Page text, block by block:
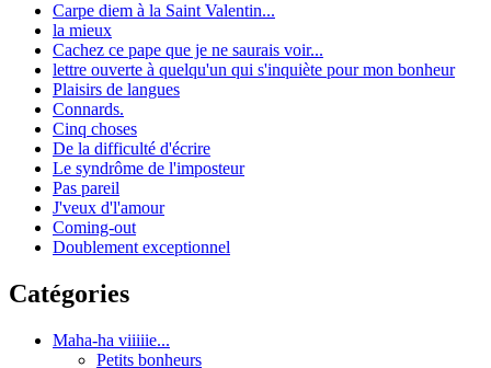
Carpe diem à la Saint Valentin...
la mieux
Cachez ce pape que je ne saurais voir...
lettre ouverte à quelqu'un qui s'inquiète pour mon bonheur
Plaisirs de langues
Connards.
Cinq choses
De la difficulté d'écrire
Le syndrôme de l'imposteur
Pas pareil
J'veux d'l'amour
Coming-out
Doublement exceptionnel
Catégories
Maha-ha viiiiie...
Petits bonheurs